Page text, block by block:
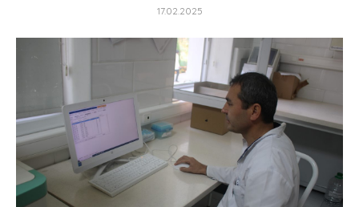
17.02.2025